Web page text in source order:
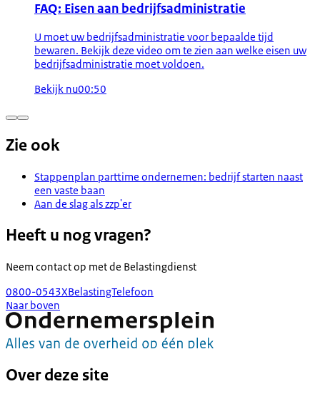
FAQ: Eisen aan bedrijfsadministratie
U moet uw bedrijfsadministratie voor bepaalde tijd
bewaren. Bekijk deze video om te zien aan welke eisen uw
bedrijfsadministratie moet voldoen.
Bekijk nu00:50
Zie ook
Stappenplan parttime ondernemen: bedrijf starten naast
een vaste baan
Aan de slag als zzp'er
Heeft u nog vragen?
Neem contact op met de Belastingdienst
0800-0543XBelastingTelefoon
Naar boven
Over deze site